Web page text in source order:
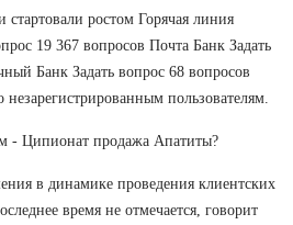
ростом Горячая линия
19 367 вопросов Почта Банк Задать
Банк Задать вопрос 68 вопросов
незарегистрированным пользователям.
- Ципионат продажа Апатиты?
в динамике проведения клиентских
время не отмечается, говорит